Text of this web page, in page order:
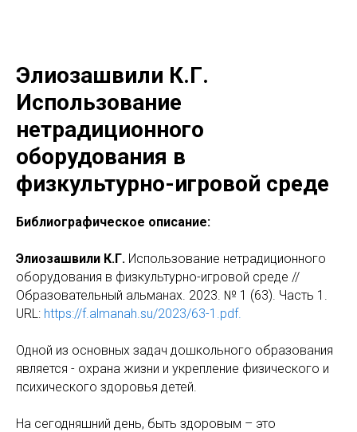
Элиозашвили К.Г.
Использование
нетрадиционного
оборудования в
физкультурно-игровой среде
Библиографическое описание:
Элиозашвили К.Г. Использование нетрадиционного
оборудования в физкультурно-игровой среде //
Образовательный альманах. 2023. № 1 (63). Часть 1.
URL: https://f.almanah.su/2023/63-1.pdf.
Одной из основных задач дошкольного образования
является - охрана жизни и укрепление физического и
психического здоровья детей.
На сегодняшний день, быть здоровым – это